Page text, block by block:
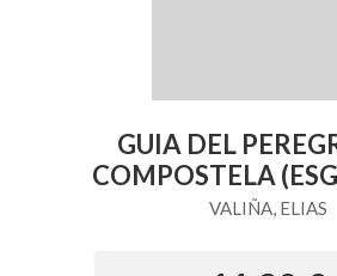
GUIA DEL
COMPOSTELA
VALIÑA, ELIAS